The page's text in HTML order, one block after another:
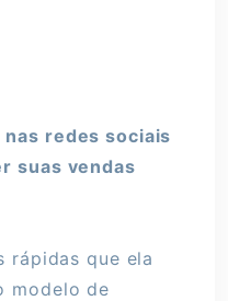
redes sociais
suas vendas
rápidas que ela
modelo de